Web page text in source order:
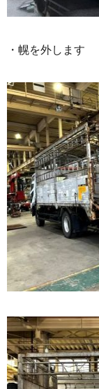
・幌を外します